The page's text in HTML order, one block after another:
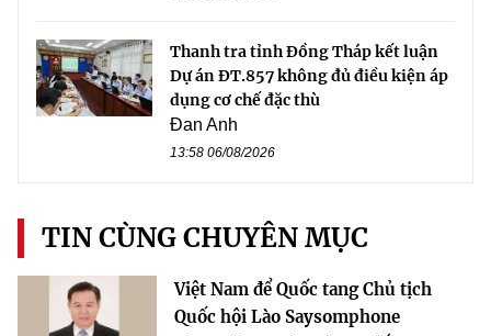
Thanh tra tỉnh Đồng Tháp kết luận
Dự án ĐT.857 không đủ điều kiện áp
dụng cơ chế đặc thù
Đan Anh
13:58 06/08/2026
TIN CÙNG CHUYÊN MỤC
Việt Nam để Quốc tang Chủ tịch
Quốc hội Lào Saysomphone